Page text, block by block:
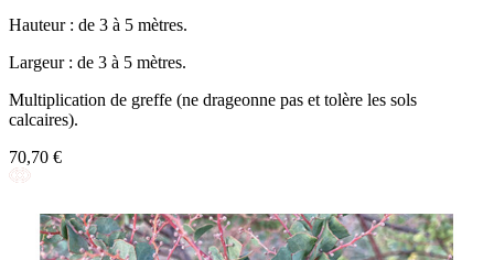
Hauteur : de 3 à 5 mètres.
Largeur : de 3 à 5 mètres.
Multiplication de greffe (ne drageonne pas et tolère les sols
calcaires).
70,70 €